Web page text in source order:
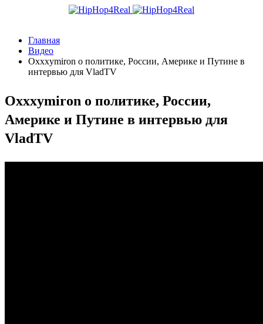
Главная
Видео
Oxxxymiron о политике, России, Америке и Путине в
интервью для VladTV
Oxxxymiron о политике, России,
Америке и Путине в интервью для
VladTV